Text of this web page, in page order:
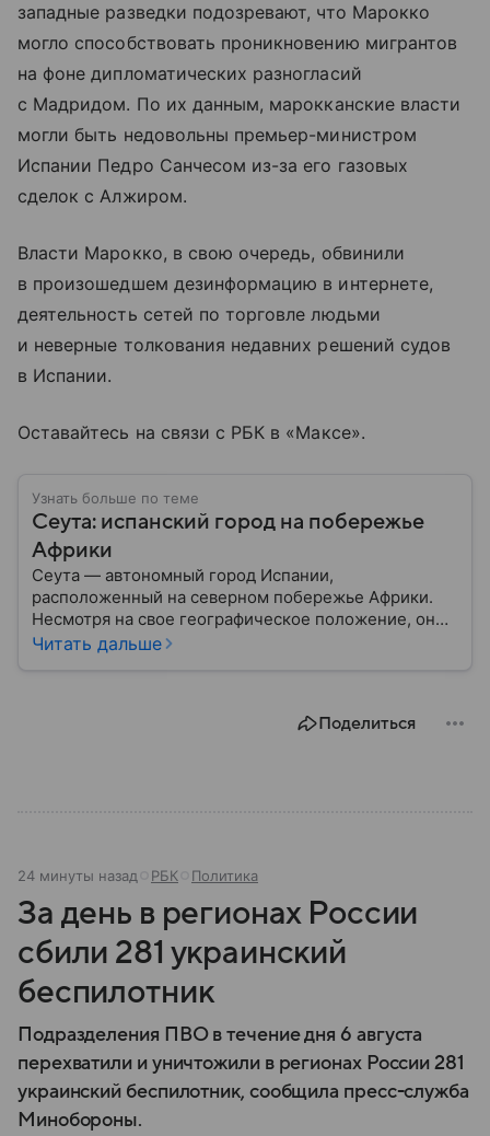
западные разведки подозревают, что Марокко
могло способствовать проникновению мигрантов
на фоне дипломатических разногласий
с Мадридом. По их данным, марокканские власти
могли быть недовольны премьер-министром
Испании Педро Санчесом из-за его газовых
сделок с Алжиром.
Власти Марокко, в свою очередь, обвинили
в произошедшем дезинформацию в интернете,
деятельность сетей по торговле людьми
и неверные толкования недавних решений судов
в Испании.
Оставайтесь на связи с РБК в «Максе».
Узнать больше по теме
Сеута: испанский город на побережье
Африки
Сеута — автономный город Испании,
расположенный на северном побережье Африки.
Несмотря на свое географическое положение, он
остается частью Испании и Европейского союза.
анклавов на африканском континенте: собрали о
Читать дальше
Поделиться
24 минуты назад РБК Политика
За день в регионах России
сбили 281 украинский
беспилотник
Подразделения ПВО в течение дня 6 августа
перехватили и уничтожили в регионах России 281
украинский беспилотник, сообщила пресс-служба
Минобороны.